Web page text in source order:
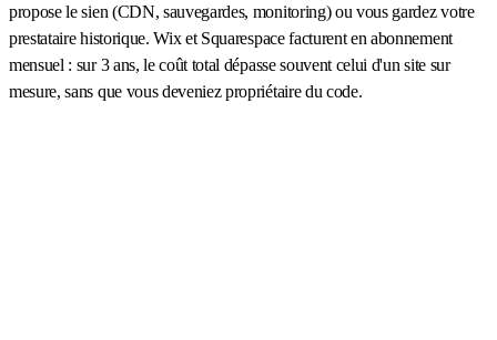
propose le sien (CDN, sauvegardes, monitoring) ou vous gardez votre
prestataire historique. Wix et Squarespace facturent en abonnement
mensuel : sur 3 ans, le coût total dépasse souvent celui d'un site sur
mesure, sans que vous deveniez propriétaire du code.